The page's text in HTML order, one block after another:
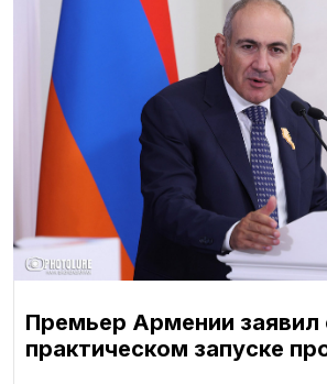
Премьер Армении заявил
практическом запуске